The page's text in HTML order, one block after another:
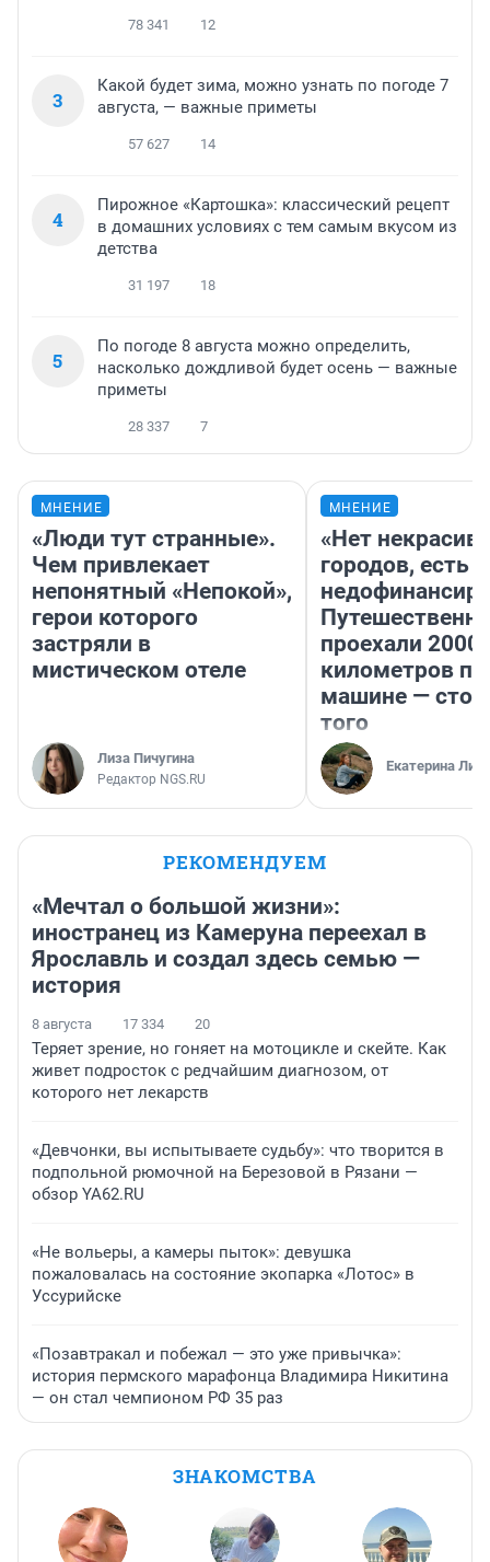
78 341 12
3
Какой будет зима, можно узнать по погоде 7
августа, — важные приметы
57 627 14
4
Пирожное «Картошка»: классический рецепт
в домашних условиях с тем самым вкусом из
детства
31 197 18
5
По погоде 8 августа можно определить,
насколько дождливой будет осень — важные
приметы
28 337 7
МНЕНИЕ
«Люди тут странные».
Чем привлекает
непонятный «Непокой»,
герои которого
застряли в
мистическом отеле
Лиза Пичугина
Редактор NGS.RU
МНЕНИЕ
«Нет
городов, есть
проехали 2000
километров по
машине —
того
Екатерина
РЕКОМЕНДУЕМ
«Мечтал о большой жизни»:
иностранец из Камеруна переехал в
Ярославль и создал здесь семью —
история
8 августа 17 334 20
Теряет зрение, но гоняет на мотоцикле и скейте. Как
живет подросток с редчайшим диагнозом, от
которого нет лекарств
«Девчонки, вы испытываете судьбу»: что творится в
подпольной рюмочной на Березовой в Рязани —
обзор YA62.RU
«Не вольеры, а камеры пыток»: девушка
пожаловалась на состояние экопарка «Лотос» в
Уссурийске
«Позавтракал и побежал — это уже привычка»:
история пермского марафонца Владимира Никитина
— он стал чемпионом РФ 35 раз
ЗНАКОМСТВА